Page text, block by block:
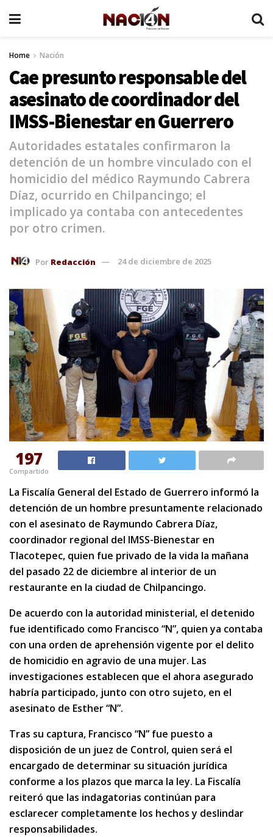
Home Nación
Cae presunto responsable del
asesinato de coordinador del
IMSS-Bienestar en Guerrero
Autoridades estatales confirmaron la
detención de un hombre vinculado con el
homicidio del médico Raymundo Cabrera
Díaz, ocurrido en Chilpancingo; el
implicado ya contaba con antecedentes
por otro crimen.
Por Redacción 24 de diciembre de 2025
197
Compartido
La Fiscalía General del Estado de Guerrero informó la
detención de un hombre presuntamente relacionado
con el asesinato de Raymundo Cabrera Díaz,
coordinador regional del IMSS-Bienestar en
Tlacotepec, quien fue privado de la vida la mañana
del pasado 22 de diciembre al interior de un
restaurante en la ciudad de Chilpancingo.
De acuerdo con la autoridad ministerial, el detenido
fue identificado como Francisco “N”, quien ya contaba
con una orden de aprehensión vigente por el delito
de homicidio en agravio de una mujer. Las
investigaciones establecen que el ahora asegurado
habría participado, junto con otro sujeto, en el
asesinato de Esther “N”.
Tras su captura, Francisco “N” fue puesto a
disposición de un juez de Control, quien será el
encargado de determinar su situación jurídica
conforme a los plazos que marca la ley. La Fiscalía
reiteró que las indagatorias continúan para
esclarecer completamente los hechos y deslindar
responsabilidades.